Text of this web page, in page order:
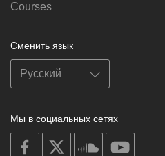
Courses
Сменить язык
Мы в социальных сетях
on
facebook
soundcloud